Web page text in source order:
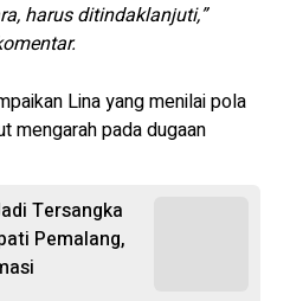
harus ditindaklanjuti,”
Lina yang menilai pola
mengarah pada dugaan
Tersangka
Pemalang,